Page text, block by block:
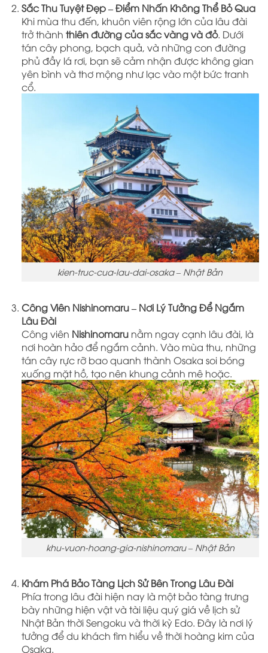
Sắc Thu Tuyệt Đẹp – Điểm Nhấn Không Thể Bỏ Qua
Khi mùa thu đến, khuôn viên rộng lớn của lâu đài
trở thành thiên đường của sắc vàng và đỏ. Dưới
tán cây phong, bạch quả, và những con đường
phủ đầy lá rơi, bạn sẽ cảm nhận được không gian
yên bình và thơ mộng như lạc vào một bức tranh
cổ.
kien-truc-cua-lau-dai-osaka – Nhật Bản
Công Viên Nishinomaru – Nơi Lý Tưởng Để Ngắm
Lâu Đài
Công viên Nishinomarunằm ngay cạnh lâu đài, là
nơi hoàn hảo để ngắm cảnh. Vào mùa thu, những
tán cây rực rỡ bao quanh thành Osaka soi bóng
xuống mặt hồ, tạo nên khung cảnh mê hoặc.
khu-vuon-hoang-gia-nishinomaru – Nhật Bản
Khám Phá Bảo Tàng Lịch Sử Bên Trong Lâu Đài
Phía trong lâu đài hiện nay là một bảo tàng trưng
bày những hiện vật và tài liệu quý giá về lịch sử
Nhật Bản thời Sengoku và thời kỳ Edo. Đây là nơi lý
tưởng để du khách tìm hiểu về thời hoàng kim của
Osaka.